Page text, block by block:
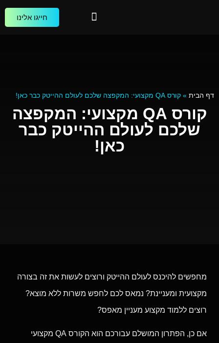
חייגו אלינו
דף הבית » קורס QA מקצועי: המקפצה שלכם לעולם ההייטק כבר כאן!
קורס QA מקצועי: המקפצה
שלכם לעולם ההייטק כבר
כאן!
מחפשים להיכנס לעולם ההייטק ורוצים לעשות את זה בצורה
מקצועית ומעניינת? נמאס לכם לחפש משרות ללא מוצא?
רוצים ללמוד מקצוע מעניין מאפס?
אם כן, הפתרון המושלם עבורכם הוא הקורס QA מקצועי